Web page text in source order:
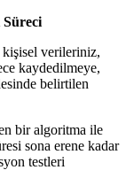
Süreci
kişisel verileriniz,
kaydedilmeye,
belirtilen
bir algoritma ile
sona erene kadar
testleri